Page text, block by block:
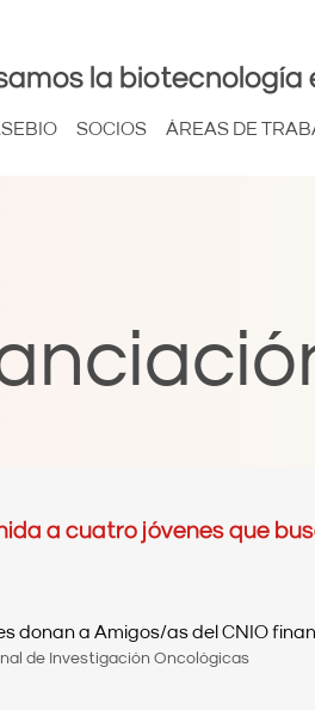
la biotecnología
SOCIOS ÁREAS DE
a cuatro jóvenes que
donan a Amigos/as del CNIO
de Investigación Oncológicas